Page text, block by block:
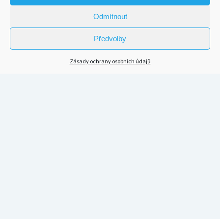
Odmítnout
Předvolby
Zásady ochrany osobních údajů